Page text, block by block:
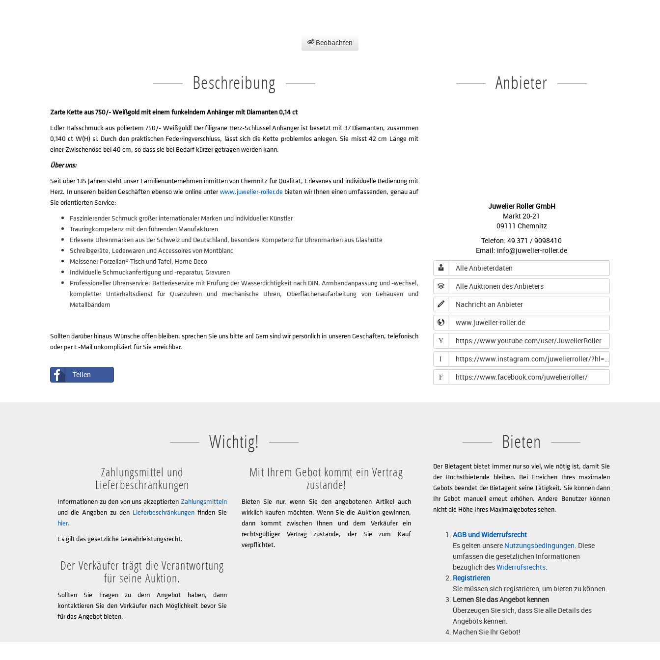
Beobachten
Beschreibung
Zarte Kette aus 750/- Weißgold mit einem funkelndem Anhänger mit Diamanten 0,14 ct
Edler Halsschmuck aus poliertem 750/- Weißgold! Der filigrane Herz-Schlüssel Anhänger ist besetzt mit 37 Diamanten, zusammen
0,140 ct W(H) si. Durch den praktischen Federringverschluss, lässt sich die Kette problemlos anlegen. Sie misst 42 cm Länge mit
einer Zwischenöse bei 40 cm, so dass sie bei Bedarf kürzer getragen werden kann.
Über uns:
Seit über 135 Jahren steht unser Familienunternehmen inmitten von Chemnitz für Qualität, Erlesenes und individuelle Bedienung mit
Herz. In unseren beiden Geschäften ebenso wie online unterwww.juwelier-roller.de bieten wir Ihnen einen umfassenden, genau auf
Sie orientierten Service:
Faszinierender Schmuck großer internationaler Marken und individueller Künstler
Trauringkompetenz mit den führenden Manufakturen
Erlesene Uhrenmarken aus der Schweiz und Deutschland, besondere Kompetenz für Uhrenmarken aus Glashütte
Schreibgeräte, Lederwaren und Accessoires von Montblanc
Meissener Porzellan® Tisch und Tafel, Home Deco
Individuelle Schmuckanfertigung und -reparatur, Gravuren
Professioneller Uhrenservice: Batterieservice mit Prüfung der Wasserdichtigkeit nach DIN, Armbandanpassung und -wechsel,
kompletter Unterhaltsdienst für Quarzuhren und mechanische Uhren, Oberflächenaufarbeitung von Gehäusen und
Metallbändern
Sollten darüber hinaus Wünsche offen bleiben, sprechen Sie uns bitte an! Gern sind wir persönlich in unseren Geschäften, telefonisch
oder per E-Mail unkompliziert für Sie erreichbar.
Teilen
Anbieter
Juwelier Roller GmbH
Markt 20-21
09111 Chemnitz
Telefon: 49 371 / 9098410
Email: info@juwelier-roller.de
Alle Anbieterdaten
Alle Auktionen des Anbieters
Nachricht an Anbieter
www.juwelier-roller.de
Y https://www.youtube.com/user/JuwelierRoller
I https://www.instagram.com/juwelierroller/?hl=de
F https://www.facebook.com/juwelierroller/
Wichtig!
Zahlungsmittel und
Lieferbeschränkungen
Informationen zu den von uns akzeptierten Zahlungsmitteln
und die Angaben zu den Lieferbeschränkungen finden Sie
hier.
Es gilt das gesetzliche Gewährleistungsrecht.
Der Verkäufer trägt die Verantwortung
für seine Auktion.
Sollten Sie Fragen zu dem Angebot haben, dann
kontaktieren Sie den Verkäufer nach Möglichkeit bevor Sie
für das Angebot bieten.
Mit Ihrem Gebot kommt ein Vertrag
zustande!
Bieten Sie nur, wenn Sie den angebotenen Artikel auch
wirklich kaufen möchten. Wenn Sie die Auktion gewinnen,
dann kommt zwischen Ihnen und dem Verkäufer ein
rechtsgültiger Vertrag zustande, der Sie zum Kauf
verpflichtet.
Bieten
Der Bietagent bietet immer nur so viel, wie nötig ist, damit Sie
der Höchstbietende bleiben. Bei Erreichen Ihres maximalen
Gebots beendet der Bietagent seine Tätigkeit. Sie können dann
Ihr Gebot manuell erneut erhöhen. Andere Benutzer können
nicht die Höhe Ihres Maximalgebotes sehen.
AGB und Widerrufsrecht
Es gelten unsere Nutzungsbedingungen . Diese
umfassen die gesetzlichen Informationen
bezüglich desWiderrufsrechts
Registrieren
Sie müssen sich registrieren, um bieten zu können.
Lernen Sie das Angebot kennen
Überzeugen Sie sich, dass Sie alle Details des
Angebots kennen.
Machen Sie Ihr Gebot!